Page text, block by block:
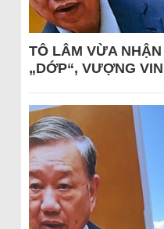
TÔ LÂM VỪA
„DỚP“, VƯỢNG